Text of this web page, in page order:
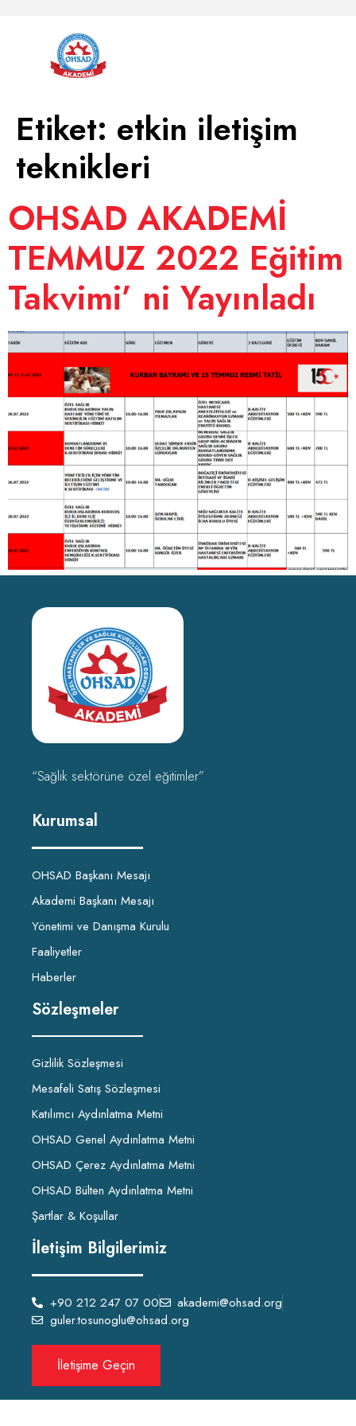
Etiket: etkin iletişim
teknikleri
OHSAD AKADEMİ
TEMMUZ 2022 Eğitim
Takvimi’ ni Yayınladı
“Sağlık sektörüne özel eğitimler”
Kurumsal
OHSAD Başkanı Mesajı
Akademi Başkanı Mesajı
Yönetimi ve Danışma Kurulu
Faaliyetler
Haberler
Sözleşmeler
Gizlilik Sözleşmesi
Mesafeli Satış Sözleşmesi
Katılımcı Aydınlatma Metni
OHSAD Genel Aydınlatma Metni
OHSAD Çerez Aydınlatma Metni
OHSAD Bülten Aydınlatma Metni
Şartlar & Koşullar
İletişim Bilgilerimiz
+90 212 247 07 00
akademi@ohsad.org
guler.tosunoglu@ohsad.org
İletişime Geçin